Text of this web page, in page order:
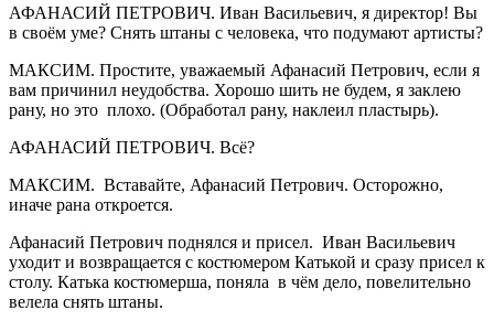
АФАНАСИЙ ПЕТРОВИЧ. Иван Васильевич, я директор! Вы
в своём уме? Снять штаны с человека, что подумают артисты?
МАКСИМ. Простите, уважаемый Афанасий Петрович, если я
вам причинил неудобства. Хорошо шить не будем, я заклею
рану, но это плохо. (Обработал рану, наклеил пластырь).
АФАНАСИЙ ПЕТРОВИЧ. Всё?
МАКСИМ. Вставайте, Афанасий Петрович. Осторожно,
иначе рана откроется.
Афанасий Петрович поднялся и присел. Иван Васильевич
уходит и возвращается с костюмером Катькой и сразу присел к
столу. Катька костюмерша, поняла в чём дело, повелительно
велела снять штаны.